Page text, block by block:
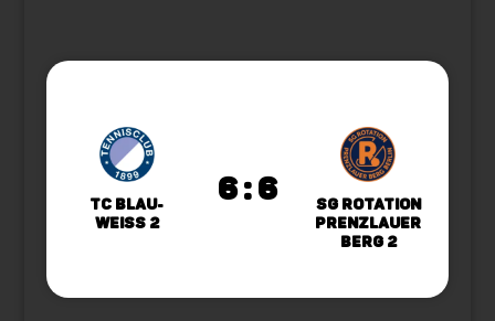
TC Blau-
Weiss 2
6 : 6
SG Rotation
Prenzlauer
Berg 2